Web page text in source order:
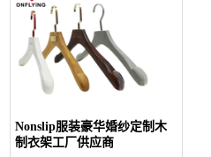
Nonslip服装豪华婚纱定制木
制衣架工厂供应商